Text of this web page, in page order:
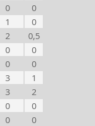
0
0
1
0
2
0,5
0
0
0
0
3
1
3
2
0
0
0
0